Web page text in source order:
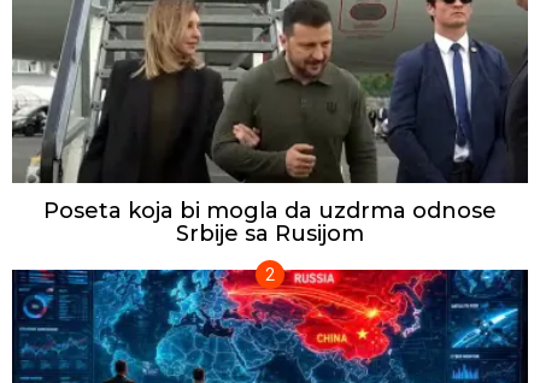
Poseta koja bi mogla da uzdrma odnose
Srbije sa Rusijom